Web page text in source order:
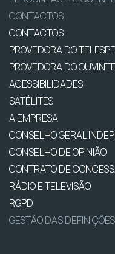
CONTACTOS
CONTACTOS
PROVEDORA DO
PROVEDORA DO
ACESSIBILIDADES
SATÉLITES
A EMPRESA
CONSELHO GERAL
CONSELHO DE OPINIÃO
CONTRATO DE
RÁDIO E TELEVISÃO
RGPD
GESTÃO DAS